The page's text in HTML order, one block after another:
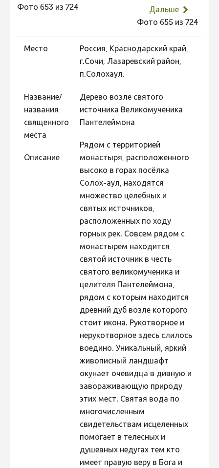
Фотоконкурс 2014
Фотоконкурс 2011
Фотоконкурс 2010
Фотоконкурс 2009
Фотоконкурс 2008
Фото 653 из 724
Дальше
Фото 655 из 724
Место
Россия, Краснодарский край,
г.Сочи, Лазаревский район,
п.Солохаул.
Название/
названия
священного
места
Дерево возле святого
источника Великомученика
Пантелеймона
Описание
Рядом с территорией
монастыря, расположенного
высоко в горах посёлка
Солох-аул, находятся
множество целебных и
святых источников,
расположенных по ходу
горных рек. Совсем рядом с
монастырем находится
святой источник в честь
святого великомученика и
целителя Пантелеймона,
рядом с которым находится
древний дуб возле которого
стоит икона. Рукотворное и
нерукотворное здесь слилось
воедино. Уникальный, яркий
живописный ландшафт
окунает очевидца в дивную и
завораживающую природу
этих мест. Святая вода по
многочисленным
свидетельствам исцеленных
помогает в телесных и
душевных недугах тем кто
имеет правую веру в Бога и